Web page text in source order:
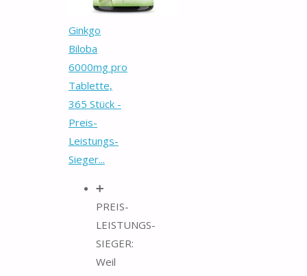
Ginkgo
Biloba
6000mg pro
Tablette,
365 Stück -
Preis-
Leistungs-
Sieger...
➕
PREIS-
LEISTUNGS-
SIEGER:
Weil